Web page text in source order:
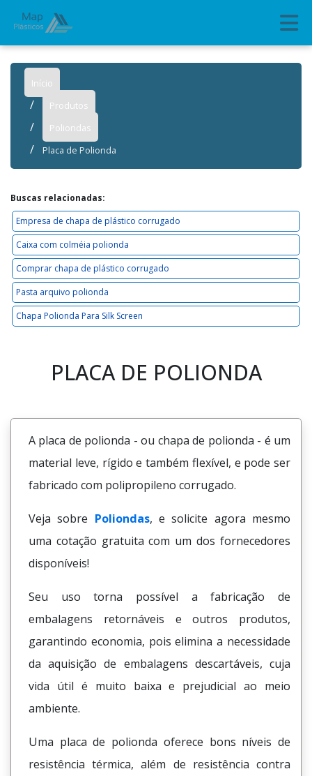
Início
Produtos
Poliondas
Placa de Polionda
Buscas relacionadas:
Empresa de chapa de plástico corrugado
Caixa com colméia polionda
Comprar chapa de plástico corrugado
Pasta arquivo polionda
Chapa Polionda Para Silk Screen
PLACA DE POLIONDA
A placa de polionda - ou chapa de polionda - é um
material leve, rígido e também flexível, e pode ser
fabricado com polipropileno corrugado.
Veja sobre Poliondas, e solicite agora mesmo
uma cotação gratuita com um dos fornecedores
disponíveis!
Seu uso torna possível a fabricação de
embalagens retornáveis e outros produtos,
garantindo economia, pois elimina a necessidade
da aquisição de embalagens descartáveis, cuja
vida útil é muito baixa e prejudicial ao meio
ambiente.
Uma placa de polionda oferece bons níveis de
resistência térmica, além de resistência contra